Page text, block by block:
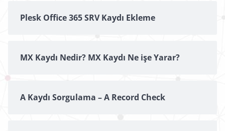
Plesk Office 365 SRV Kaydı Ekleme
MX Kaydı Nedir? MX Kaydı Ne işe Yarar?
A Kaydı Sorgulama – A Record Check